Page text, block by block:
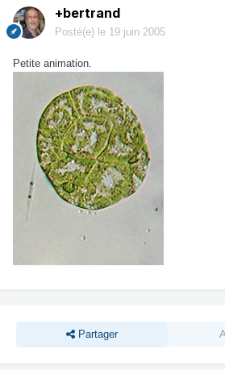
+bertrand
Posté(e) le 19 juin 2005
Petite animation.
Partager